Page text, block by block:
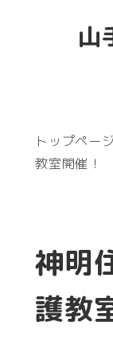
山
トップページ
教室開催！
神明
護教